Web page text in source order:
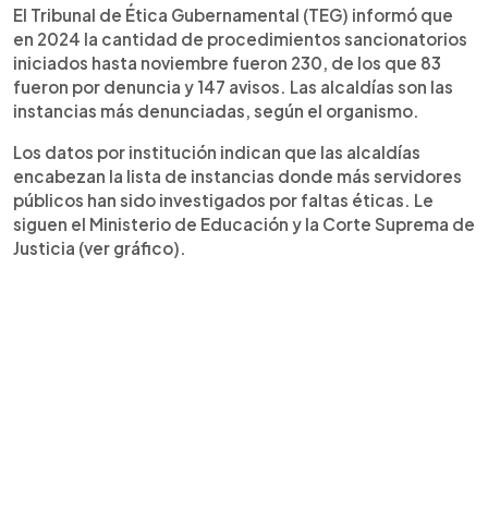
Escuchar artículo
El Tribunal de Ética Gubernamental (TEG) informó que
en 2024 la cantidad de procedimientos sancionatorios
iniciados hasta noviembre fueron 230, de los que 83
fueron por denuncia y 147 avisos. Las alcaldías son las
instancias más denunciadas, según el organismo.
Los datos por institución indican que las alcaldías
encabezan la lista de instancias donde más servidores
públicos han sido investigados por faltas éticas. Le
siguen el Ministerio de Educación y la Corte Suprema de
Justicia (ver gráfico).